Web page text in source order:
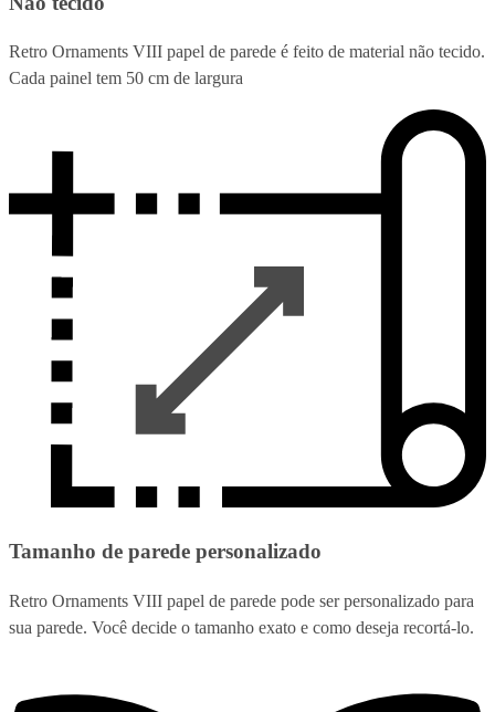
Retro Ornaments VIII papel de parede é feito de material não tecido.
Cada painel tem 50 cm de largura
Tamanho de parede personalizado
Retro Ornaments VIII papel de parede pode ser personalizado para
sua parede. Você decide o tamanho exato e como deseja recortá-lo.